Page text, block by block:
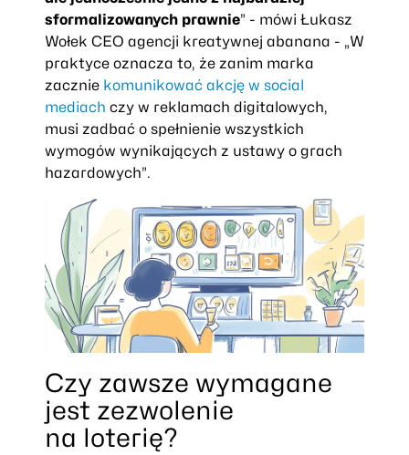
sformalizowanych prawnie” - mówi Łukasz
Wołek CEO agencji kreatywnej abanana - „W
praktyce oznacza to, że zanim marka
zacznie komunikować akcję w social
mediach czy w reklamach digitalowych,
musi zadbać o spełnienie wszystkich
wymogów wynikających z ustawy o grach
hazardowych”.
Czy zawsze wymagane
jest zezwolenie
na loterię?